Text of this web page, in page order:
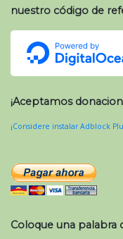
nuestro código de
¡Aceptamos
¡Considere instalar Adblock
Coloque una palabra